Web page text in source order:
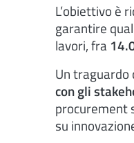
L’obiettivo è
garantire
lavori, fra
Un traguardo
con gli
procurement
su